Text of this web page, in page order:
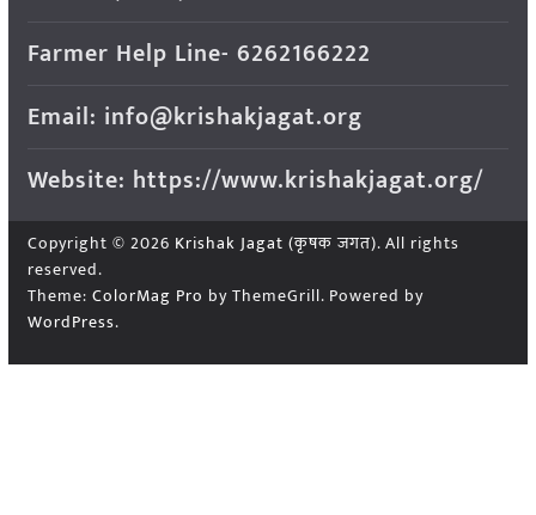
Farmer Help Line- 6262166222
Email: info@krishakjagat.org
Website: https://www.krishakjagat.org/
Copyright © 2026 Krishak Jagat (कृषक जगत). All rights
reserved.
Theme: ColorMag Pro by ThemeGrill. Powered by
WordPress.